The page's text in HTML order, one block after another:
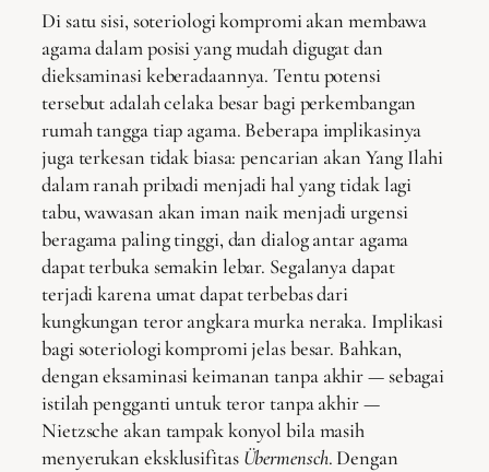
Di satu sisi, soteriologi kompromi akan membawa
agama dalam posisi yang mudah digugat dan
dieksaminasi keberadaannya. Tentu potensi
tersebut adalah celaka besar bagi perkembangan
rumah tangga tiap agama. Beberapa implikasinya
juga terkesan tidak biasa: pencarian akan Yang Ilahi
dalam ranah pribadi menjadi hal yang tidak lagi
tabu, wawasan akan iman naik menjadi urgensi
beragama paling tinggi, dan dialog antar agama
dapat terbuka semakin lebar. Segalanya dapat
terjadi karena umat dapat terbebas dari
kungkungan teror angkara murka neraka. Implikasi
bagi soteriologi kompromi jelas besar. Bahkan,
dengan eksaminasi keimanan tanpa akhir — sebagai
istilah pengganti untuk teror tanpa akhir —
Nietzsche akan tampak konyol bila masih
menyerukan eksklusifitas Übermensch. Dengan